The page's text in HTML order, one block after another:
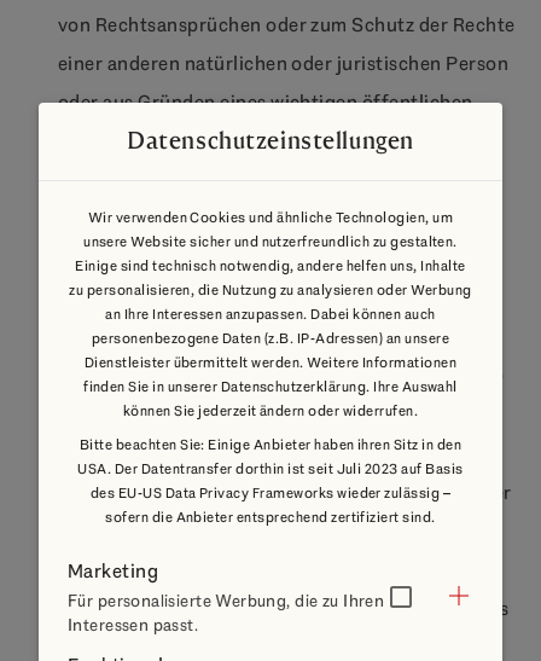
von Rechtsansprüchen oder zum Schutz der Rechte
einer anderen natürlichen oder juristischen Person
oder aus Gründen eines wichtigen öffentlichen
Interesses der Union oder eines Mitgliedstaates
VI. Speicherdauer und Löschung
von Daten
Wir halten uns an die Grundsätze der
Datenminimierung gem. Art. 5 Abs. 1 lit. c) DSGVO
und Speicherbegrenzung gem. Art. 5 Abs. 1 lit. e)
DSGVO. Wir speichern Ihre personenbezogenen
Daten nur so lange, wie dies zur Erreichung der hier
genannten Zwecke erforderlich ist oder wie es die
vom Gesetzgeber vorgesehenen
Aufbewahrungsfristen vorsehen. Nach Wegfall des
Datenschutzeinstellungen
Wir verwenden Cookies und ähnliche Technologien, um
unsere Website sicher und nutzerfreundlich zu gestalten.
Einige sind technisch notwendig, andere helfen uns, Inhalte
zu personalisieren, die Nutzung zu analysieren oder Werbung
an Ihre Interessen anzupassen. Dabei können auch
personenbezogene Daten (z.B. IP-Adressen) an unsere
Dienstleister übermittelt werden. Weitere Informationen
finden Sie in unserer Datenschutzerklärung. Ihre Auswahl
können Sie jederzeit ändern oder widerrufen.
Bitte beachten Sie: Einige Anbieter haben ihren Sitz in den
USA. Der Datentransfer dorthin ist seit Juli 2023 auf Basis
des EU-US Data Privacy Frameworks wieder zulässig –
sofern die Anbieter entsprechend zertifiziert sind.
Marketing
Für personalisierte Werbung, die zu Ihren
Interessen passt.